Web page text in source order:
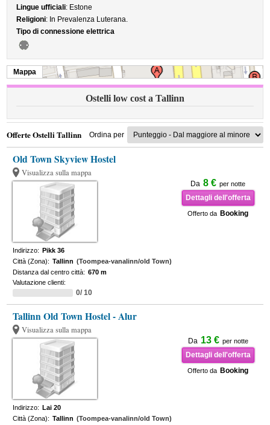
Lingue ufficiali: Estone
Religioni: In Prevalenza Luterana.
Tipo di connessione elettrica
Mappa
Ostelli low cost a Tallinn
Offerte Ostelli Tallinn Ordina per
Old Town Skyview Hostel
Visualizza sulla mappa
Da 8 € per notte
Dettagli dell'offerta
Offerto da Booking
Indirizzo: Pikk 36
Città (Zona): Tallinn (Toompea-vanalinn/old Town)
Distanza dal centro città: 670 m
Valutazione clienti:
0/ 10
Tallinn Old Town Hostel - Alur
Visualizza sulla mappa
Da 13 € per notte
Dettagli dell'offerta
Offerto da Booking
Indirizzo: Lai 20
Città (Zona): Tallinn (Toompea-vanalinn/old Town)